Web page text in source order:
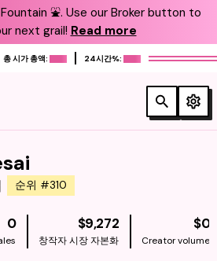
⛲️. Use our Broker button to
next grail! Read more
총 시가 총액: 24시간%:
순위 #310
0 $9,272NATIVE
창작자 시장 자본화
$0
Creator volume